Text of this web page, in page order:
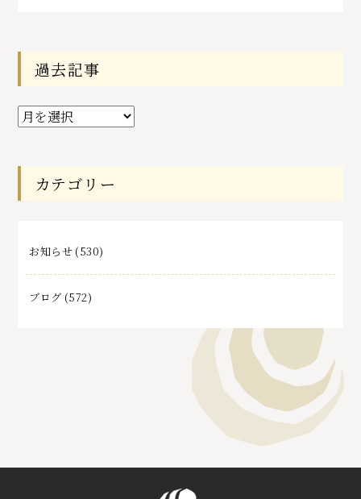
過去記事
過
去
事
カテゴリー
お知らせ (530)
ブログ (572)